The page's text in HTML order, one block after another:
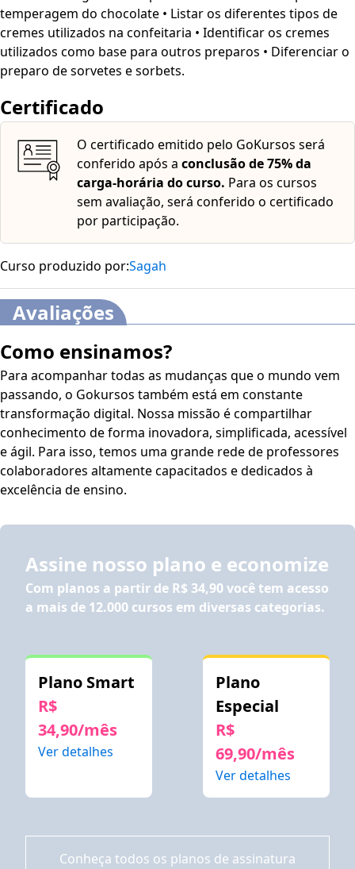
sorbets - Descubra as técnicas para criar sobremesas
geladas deliciosas e refrescantes.
temperagem do chocolate • Listar os diferentes tipos de
cremes utilizados na confeitaria • Identificar os cremes
utilizados como base para outros preparos • Diferenciar o
preparo de sorvetes e sorbets.
Certificado
O certificado emitido pelo GoKursos será
conferido após a conclusão de 75% da
carga-horária do curso. Para os cursos
sem avaliação, será conferido o certificado
por participação.
Curso produzido por:Sagah
Avaliações
Como ensinamos?
Para acompanhar todas as mudanças que o mundo vem
passando, o Gokursos também está em constante
transformação digital. Nossa missão é compartilhar
conhecimento de forma inovadora, simplificada, acessível
e ágil. Para isso, temos uma grande rede de professores
colaboradores altamente capacitados e dedicados à
excelência de ensino.
Assine nosso plano e economize
Com planos a partir de R$ 34,90você tem acesso
a mais de 12.000 cursos em diversas categorias.
Plano Smart
R$
34,90/mês
Ver detalhes
Plano
Especial
R$
69,90/mês
Ver detalhes
Conheça todos os planos de assinatura